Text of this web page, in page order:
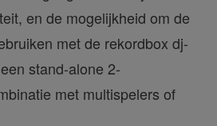
en de mogelijkheid om de
met de rekordbox dj-
stand-alone 2-
met multispelers of